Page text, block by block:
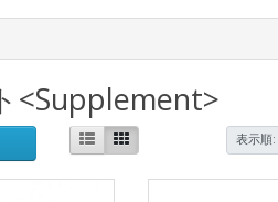
<Supplement>
表示順: